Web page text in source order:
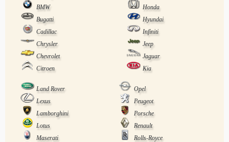
BMW
Honda
Bugatti
Hyundai
Cadillac
Infiniti
Chrysler
Jeep
Chevrolet
Jaguar
Citroen
Kia
Land Rover
Opel
Lexus
Peugeot
Lamborghini
Porsche
Lotus
Renault
Maserati
Rolls-Royce